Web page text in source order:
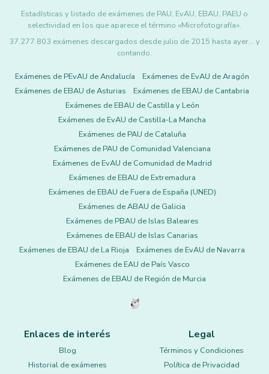
Estadísticas y listado de exámenes de PAU, EvAU, EBAU, PAEU o
selectividad en los que aparece el término «Microfotografía».
37.277.803 exámenes descargados desde julio de 2015 hasta ayer... y
contando.
Exámenes de PEvAU de Andalucía
Exámenes de EvAU de Aragón
Exámenes de EBAU de Asturias
Exámenes de EBAU de Cantabria
Exámenes de EBAU de Castilla y León
Exámenes de EvAU de Castilla-La Mancha
Exámenes de PAU de Cataluña
Exámenes de PAU de Comunidad Valenciana
Exámenes de EvAU de Comunidad de Madrid
Exámenes de EBAU de Extremadura
Exámenes de EBAU de Fuera de España (UNED)
Exámenes de ABAU de Galicia
Exámenes de PBAU de Islas Baleares
Exámenes de EBAU de Islas Canarias
Exámenes de EBAU de La Rioja
Exámenes de EvAU de Navarra
Exámenes de EAU de País Vasco
Exámenes de EBAU de Región de Murcia
Enlaces de interés
Blog
Historial de exámenes
Legal
Términos y Condiciones
Política de Privacidad